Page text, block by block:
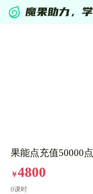
果能点充值50000点
￥4800
0课时